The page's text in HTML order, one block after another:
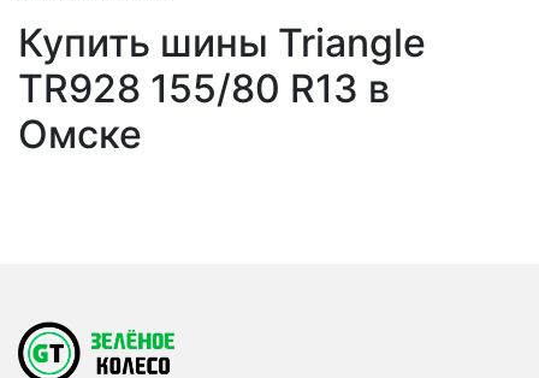
Купить шины Triangle
TR928 155/80 R13 в
Омске